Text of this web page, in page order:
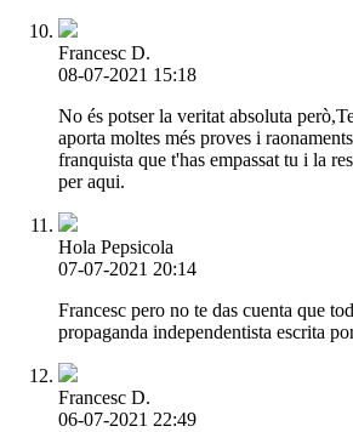
Francesc D.
08-07-2021 15:18
No és potser la veritat absoluta
aporta moltes més proves i
franquista que t'has empassat tu i la
per aqui.
Hola Pepsicola
07-07-2021 20:14
Francesc pero no te das cuenta que
propaganda independentista escrita
Francesc D.
06-07-2021 22:49